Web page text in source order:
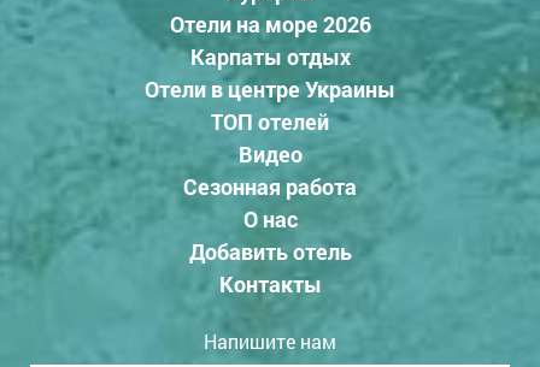
Отели на море 2026
Карпаты отдых
Отели в центре Украины
ТОП отелей
Видео
Сезонная работа
О нас
Добавить отель
Контакты
Напишите нам